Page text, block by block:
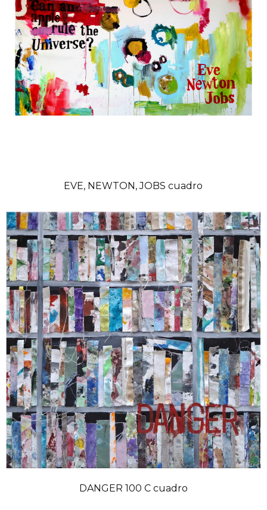
EVE, NEWTON, JOBS cuadro
DANGER 100 C cuadro